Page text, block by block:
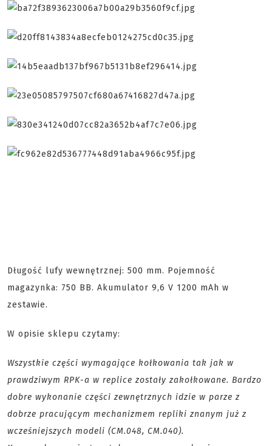
Długość lufy wewnętrznej: 500 mm. Pojemność
magazynka: 750 BB. Akumulator 9,6 V 1200 mAh w
zestawie.
W opisie sklepu czytamy:
Wszystkie części wymagające kołkowania tak jak w
prawdziwym RPK-a w replice zostały zakołkowane. Bardzo
dobre wykonanie części zewnętrznych idzie w parze z
dobrze pracującym mechanizmem repliki znanym już z
wcześniejszych modeli (CM.048, CM.040).